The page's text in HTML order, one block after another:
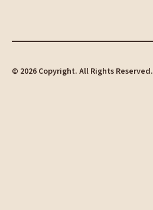
© 2026Copyright. All Rights Reserved.